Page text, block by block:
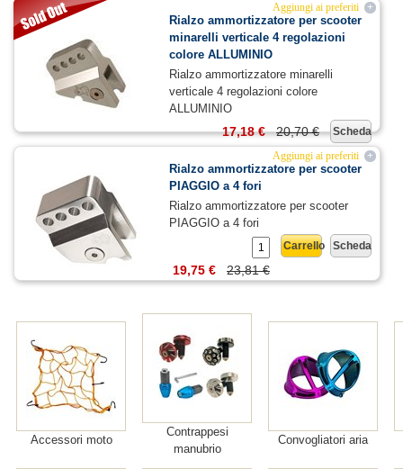
+
Aggiungi ai preferiti
Rialzo ammortizzatore per scooter
minarelli verticale 4 regolazioni
colore ALLUMINIO
Rialzo ammortizzatore minarelli
verticale 4 regolazioni colore
ALLUMINIO
Scheda
20,70 €
17,18 €
+
Aggiungi ai preferiti
Rialzo ammortizzatore per scooter
PIAGGIO a 4 fori
Rialzo ammortizzatore per scooter
PIAGGIO a 4 fori
Scheda
Carrello
23,81 €
19,75 €
Accessori moto
Contrappesi
manubrio
Convogliatori aria